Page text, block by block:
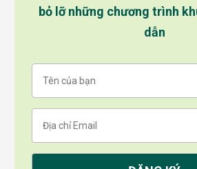
bỏ lỡ những chương trình
dẫn